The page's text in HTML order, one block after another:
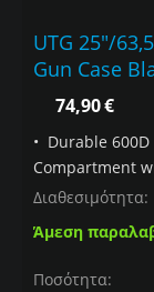
UTG 25"/
Gun Case
74,90€
• Durable
Compartment
Διαθεσιμότητα:
Άμεση
Ποσότητα: